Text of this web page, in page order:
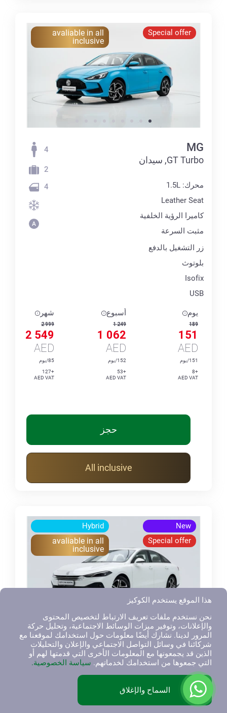
Special offer
avaliable in all
inclusive
MG
GT Turbo, سيدان
محرك: 1.5L
Leather Seat
كاميرا الرؤية الخلفية
مثبت السرعة
زر التشغيل بالدفع
بلوتوث
Isofix
USB
4
2
4
يوم
189
151
AED
151/يوم
+8
AED VAT
أسبوع
1 249
1 062
AED
152/يوم
+53
AED VAT
شهر
2 999
2 549
AED
85/يوم
+127
AED VAT
حجز
All inclusive
New
Special offer
Hybrid
avaliable in all
inclusive
MG
MG 8, سيدان
محرك: 1.5L
كاميرا الرؤية الخلفية
مثبت السرعة
5
1
هذا الموقع يستخدم الكوكيز
نحن نستخدم ملفات تعريف الارتباط لتخصيص المحتوى
والإعلانات، وتوفير ميزات الوسائط الاجتماعية، وتحليل حركة
المرور لدينا. نشارك أيضًا معلومات حول استخدامك لموقعنا مع
شركائنا في وسائل التواصل الاجتماعي والإعلان والتحليلات
الذين قد يجمعونها مع المعلومات الأخرى التي قدمتها لهم أو
التي جمعوها من استخدامك لخدماتهم. سياسة الخصوصية.
السماح والإغلاق